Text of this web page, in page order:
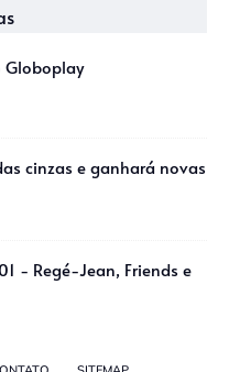
Globoplay
cinzas e ganhará novas
- Regé-Jean, Friends e